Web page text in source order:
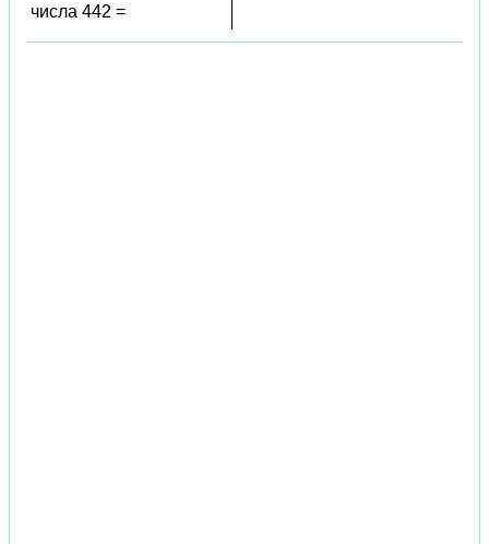
числа 442 =